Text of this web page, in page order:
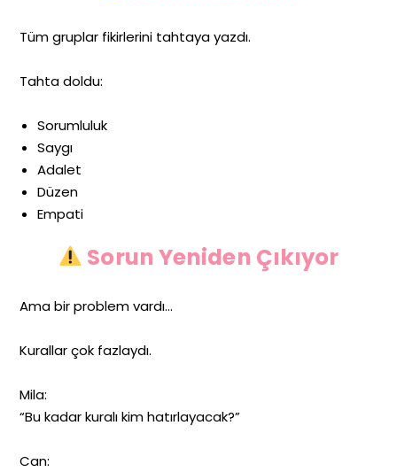
Tüm gruplar fikirlerini tahtaya yazdı.
Tahta doldu:
Sorumluluk
Saygı
Adalet
Düzen
Empati
Sorun Yeniden Çıkıyor
Ama bir problem vardı…
Kurallar çok fazlaydı.
Mila:
“Bu kadar kuralı kim hatırlayacak?”
Can: